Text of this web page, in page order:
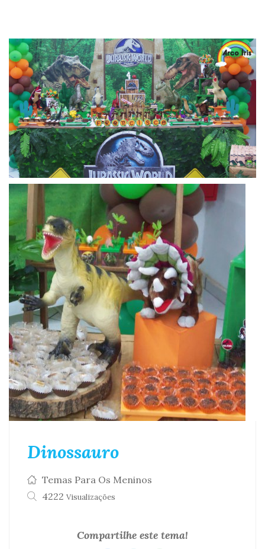
Dinossauro
Temas Para Os Meninos
4222 Visualizações
Compartilhe este tema!